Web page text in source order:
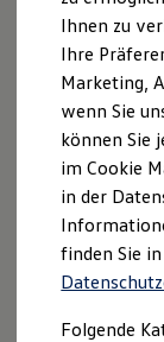
SUV
Kombis
Schnell
Angebote
E-Auto-
Die
Junge
für
Die +Reifen
speziell für
für ein
und Effizienz.
erkennen Sie an
Ihnen zu
Ihre
Marketing,
wenn Sie
können Sie
im Cookie
in der
finden Sie
Folgende